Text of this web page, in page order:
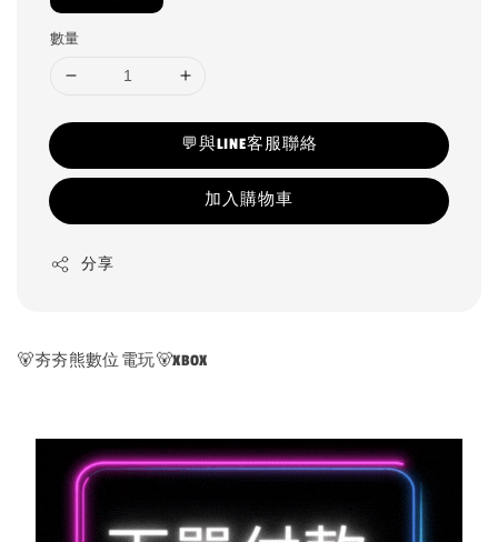
數量
💬與LINE客服聯絡
加入購物車
分享
🐻夯夯熊數位電玩🐻XBOX